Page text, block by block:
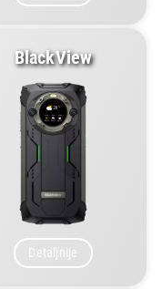
BlackView
Detaljnije